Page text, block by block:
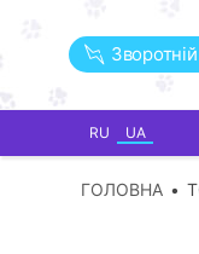
RU UA
ГОЛОВНА